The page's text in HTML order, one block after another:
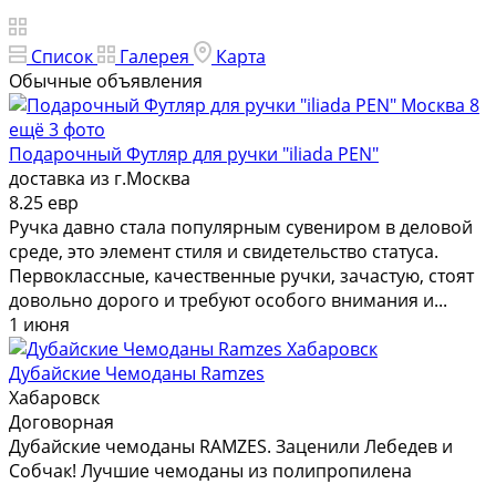
Список Галерея
Карта
Обычные объявления
8
ещё 3 фото
Подарочный Футляр для ручки "iliada PEN"
доставка из г.Москва
8.25 евр
Ручка давно стала популярным сувениром в деловой
среде, это элемент стиля и свидетельство статуса.
Первоклассные, качественные ручки, зачастую, стоят
довольно дорого и требуют особого внимания и...
1 июня
Дубайские Чемоданы Ramzes
Хабаровск
Договорная
Дубайские чемоданы RAMZES. Заценили Лебедев и
Собчак! Лучшие чемоданы из полипропилена